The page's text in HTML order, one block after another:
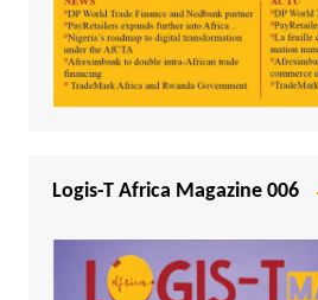
Logis-T Africa Magazine 006